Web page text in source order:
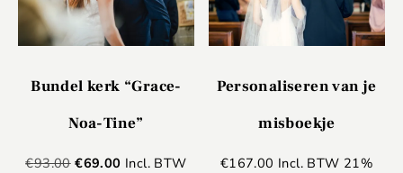
Bundel kerk “Grace-
Noa-Tine”
€93.00 €69.00 Incl. BTW
Personaliseren van je
misboekje
€167.00 Incl. BTW 21%